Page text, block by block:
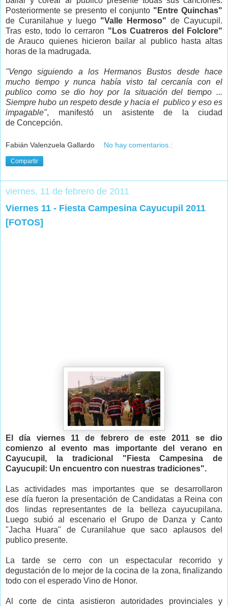
Posteriormente se presento el conjunto "Entre Quinchas"
de Curanilahue y luego "Valle Hermoso" de Cayucupil.
Tras esto, todo lo cerraron "Los Cuatreros del Folclore"
de Arauco quienes hicieron bailar al publico hasta altas
horas de la madrugada.
"Vengo siguiendo a los Hermanos Bustos desde hace
mucho tiempo y nunca había visto tal cercanía con el
publico como se dio hoy por la situación del tiempo ...
Siempre hubo un respeto desde y hacia el publico y eso es
impagable", manifestó un asistente de la ciudad
de Concepción.
Fabián Valenzuela Gallardo No hay comentarios.:
Compartir
viernes, 11 de febrero de 2011
Viernes 11 - Fiesta Campesina Cayucupil 2011
[FOTOS]
El día viernes 11 de febrero de este 2011 se dio
comienzo al evento mas importante del verano en
Cayucupil, la tradicional "Fiesta Campesina de
Cayucupil: Un encuentro con nuestras tradiciones".
Las actividades mas importantes que se desarrollaron
ese día fueron la presentación de Candidatas a Reina con
dos lindas representantes de la belleza cayucupilana.
Luego subió al escenario el Grupo de Danza y Canto
"Jacha Huara" de Curanilahue que saco aplausos del
publico presente.
La tarde se cerro con un espectacular recorrido y
degustación de lo mejor de la cocina de la zona, finalizando
todo con el esperado Vino de Honor.
Al corte de cinta asistieron autoridades provinciales y